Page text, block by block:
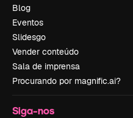
Blog
Eventos
Slidesgo
Vender conteúdo
Sala de imprensa
Procurando por magnific.ai?
Siga-nos